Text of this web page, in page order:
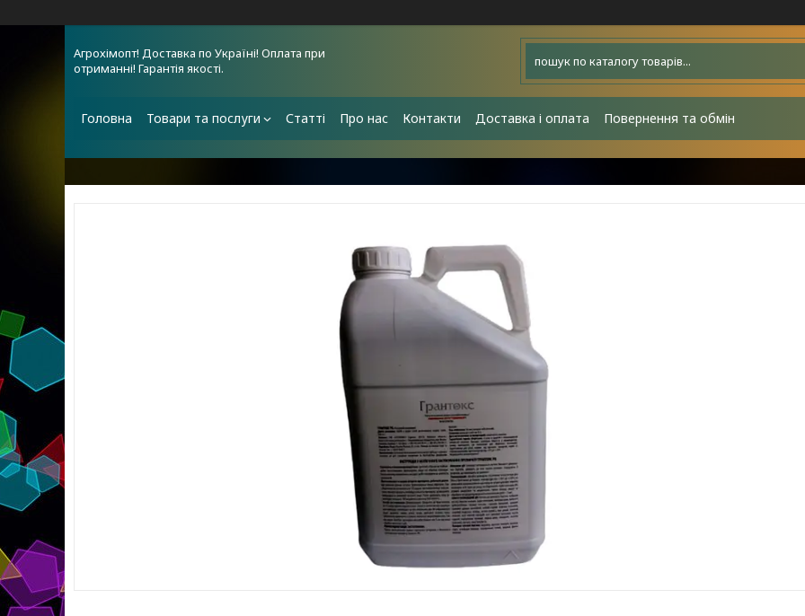
Агрохімопт! Доставка по Україні! Оплата при
отриманні! Гарантія якості.
Головна Товари та послуги Статті Про нас Контакти Доставка і оплата Повернення та обмін